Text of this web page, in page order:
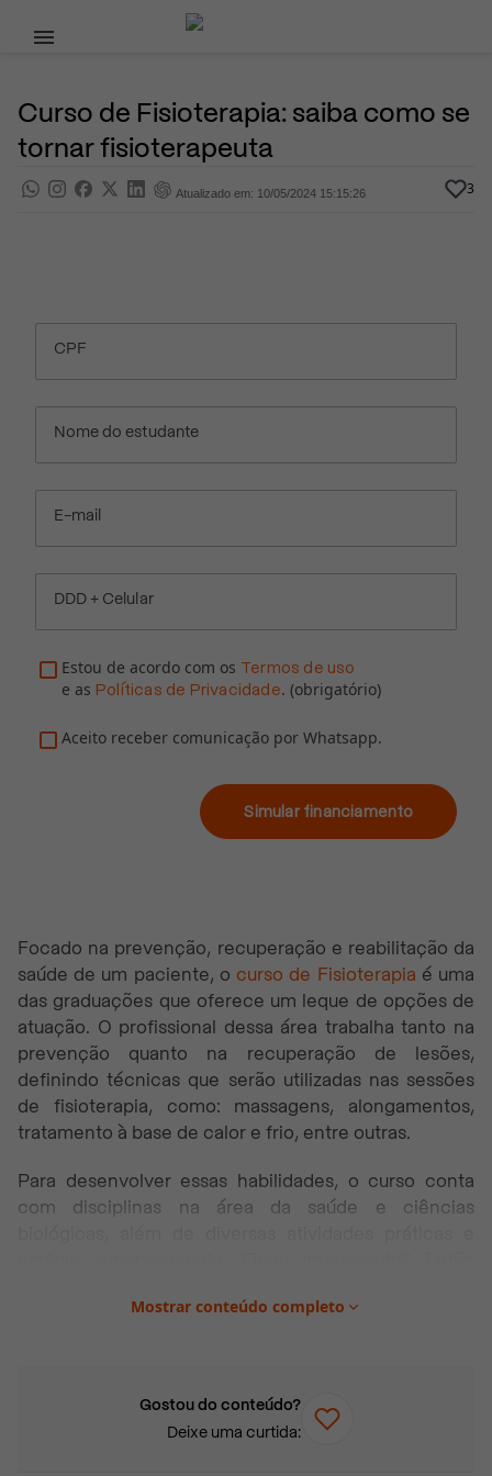
Pular para o conteúdo principal
Curso de Fisioterapia: saiba como se
tornar fisioterapeuta
Atualizado em: 10/05/2024 15:15:26 3
CPF
Nome do estudante
E-mail
DDD + Celular
Estou de acordo com os Termos de uso
e as Políticas de Privacidade. (obrigatório)
Aceito receber comunicação por Whatsapp.
Simular financiamento
Focado na prevenção, recuperação e reabilitação da
saúde de um paciente, o curso de Fisioterapia é uma
das graduações que oferece um leque de opções de
atuação. O profissional dessa área trabalha tanto na
prevenção quanto na recuperação de lesões,
definindo técnicas que serão utilizadas nas sessões
de fisioterapia, como: massagens, alongamentos,
tratamento à base de calor e frio, entre outras.
Para desenvolver essas habilidades, o curso conta
com disciplinas na área da saúde e ciências
Mostrar conteúdo completo
Gostou do conteúdo?
Deixe uma curtida: